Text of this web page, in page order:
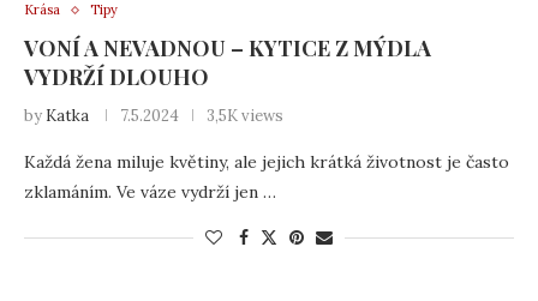
Krása Tipy
VONÍ A NEVADNOU – KYTICE Z MÝDLA
VYDRŽÍ DLOUHO
by Katka 7.5.2024 3,5K views
Každá žena miluje květiny, ale jejich krátká životnost je často
zklamáním. Ve váze vydrží jen …